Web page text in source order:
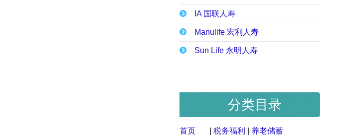
IA 国联人寿
Manulife 宏利人寿
Sun Life 永明人寿
分类目录
首页 税务福利
养老储蓄